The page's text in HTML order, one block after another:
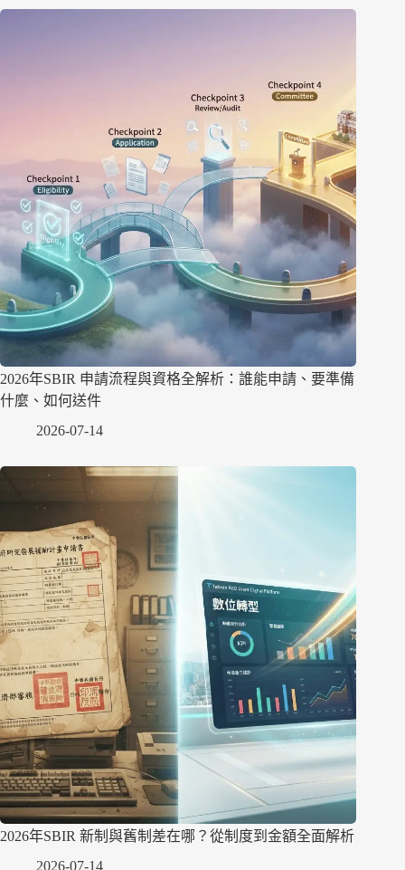
2026年SBIR 申請流程與資格全解析：誰能申請、要準備
什麼、如何送件
2026-07-14
2026年SBIR 新制與舊制差在哪？從制度到金額全面解析
2026-07-14